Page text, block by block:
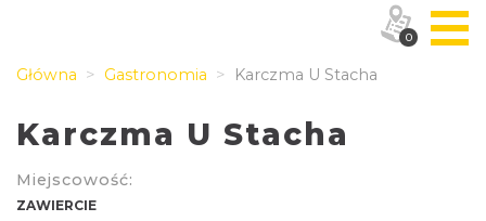
Główna Gastronomia Karczma U Stacha
Karczma U Stacha
Miejscowość:
ZAWIERCIE
0